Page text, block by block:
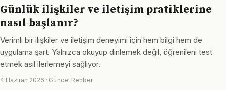
Günlük ilişkiler ve iletişim pratiklerine
nasıl başlanır?
Verimli bir ilişkiler ve iletişim deneyimi için hem bilgi hem de
uygulama şart. Yalnızca okuyup dinlemek değil, öğrenileni test
etmek asıl ilerlemeyi sağlıyor.
4 Haziran 2026 · Güncel Rehber